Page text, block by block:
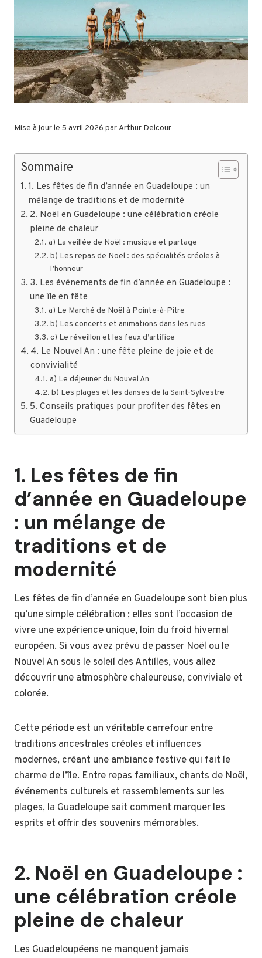
Mise à jour le 5 avril 2026 parArthur Delcour
Sommaire
1. Les fêtes de fin d’année en Guadeloupe : un
mélange de traditions et de modernité
2. Noël en Guadeloupe : une célébration créole
pleine de chaleur
a) La veillée de Noël : musique et partage
b) Les repas de Noël : des spécialités créoles à
l’honneur
3. Les événements de fin d’année en Guadeloupe :
une île en fête
a) Le Marché de Noël à Pointe-à-Pitre
b) Les concerts et animations dans les rues
c) Le réveillon et les feux d’artifice
4. Le Nouvel An : une fête pleine de joie et de
convivialité
a) Le déjeuner du Nouvel An
b) Les plages et les danses de la Saint-Sylvestre
5. Conseils pratiques pour profiter des fêtes en
Guadeloupe
1. Les fêtes de fin
d’année en Guadeloupe
: un mélange de
traditions et de
modernité
Les fêtes de fin d’année en Guadeloupe sont bien plus
qu’une simple célébration ; elles sont l’occasion de
vivre une expérience unique, loin du froid hivernal
européen. Si vous avez prévu de passer Noël ou le
Nouvel An sous le soleil des Antilles, vous allez
découvrir une atmosphère chaleureuse, conviviale et
colorée.
Cette période est un véritable carrefour entre
traditions ancestrales créoles et influences
modernes, créant une ambiance festive qui fait le
charme de l’île. Entre repas familiaux, chants de Noël,
événements culturels et rassemblements sur les
plages, la Guadeloupe sait comment marquer les
esprits et offrir des souvenirs mémorables.
2. Noël en Guadeloupe :
une célébration créole
pleine de chaleur
Les Guadeloupéens ne manquent jamais